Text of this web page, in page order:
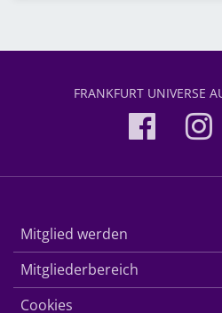
FRANKFURT UNIVERSE
Mitglied werden
Mitgliederbereich
Cookies